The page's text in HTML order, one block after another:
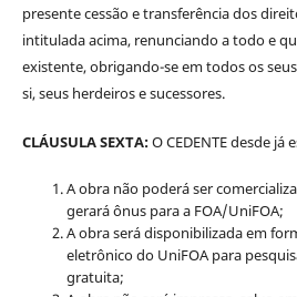
presente cessão e transferência dos
intitulada acima, renunciando a todo e
existente, obrigando-se em todos os
si, seus herdeiros e sucessores.
CLÁUSULA SEXTA:O CEDENTE desde já
A obra não poderá ser
gerará ônus para a FOA/UniFOA;
A obra será disponibilizada em
eletrônico do UniFOA para
gratuita;